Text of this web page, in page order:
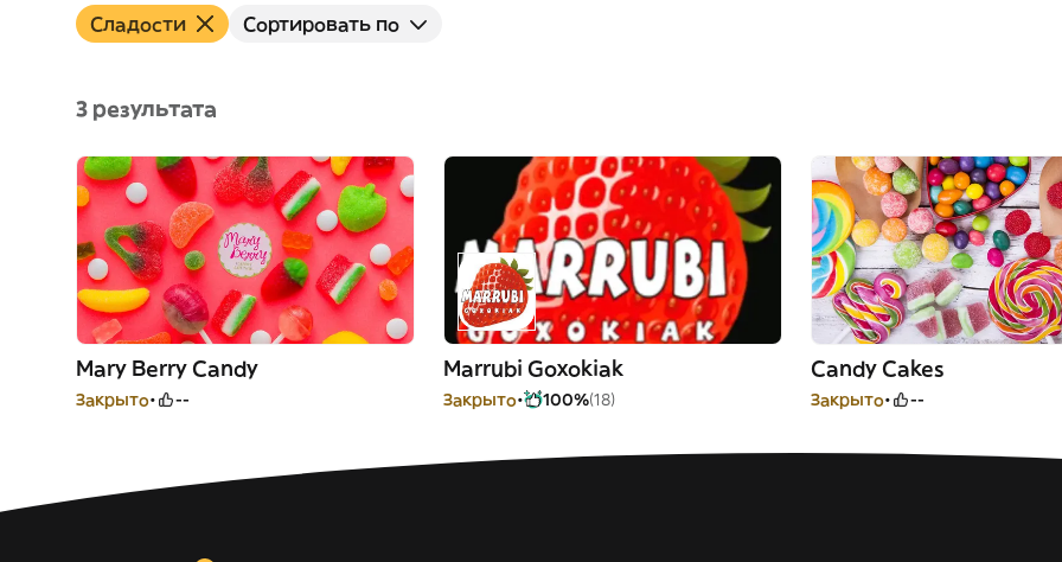
Сладости Сортировать по
3 результата
Mary Berry Candy
Закрыто --
Marrubi Goxokiak
Закрыто 100%(18)
Candy Cakes
Закрыто --